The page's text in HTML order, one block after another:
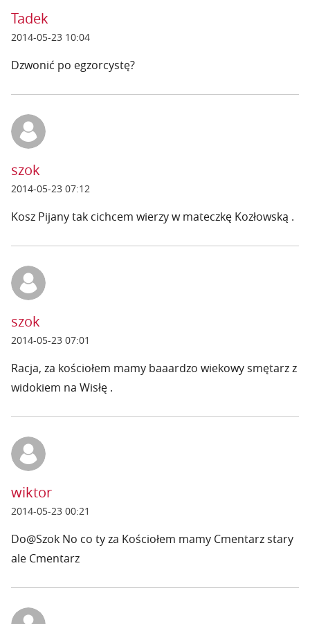
Tadek
2014-05-23 10:04
Dzwonić po egzorcystę?
szok
2014-05-23 07:12
Kosz Pijany tak cichcem wierzy w mateczkę Kozłowską .
szok
2014-05-23 07:01
Racja, za kościołem mamy baaardzo wiekowy smętarz z
widokiem na Wisłę .
wiktor
2014-05-23 00:21
Do@Szok No co ty za Kościołem mamy Cmentarz stary
ale Cmentarz